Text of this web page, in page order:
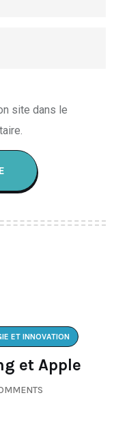
site dans le
ET INNOVATION
et Apple